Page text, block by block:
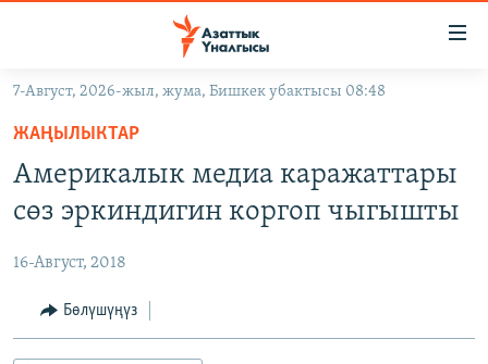
Навигацияга
өтүңүз
Издөөгө
салыңызКЫРГЫЗСТАН
ЭКОНОМИКА
МАДАНИЯТ
ДҮЙНӨ
БОРБОР АЗИЯ
УКРАИНА
АТАЙЫН ИЛИКТӨӨ
ТВ ПРОГРАММАЛАР
7-Август, 2026-жыл, жума, Бишкек убактысы 08:48
ЖАҢЫЛЫКТАР
Америкалык медиа каражаттары
сөз эркиндигин коргоп чыгышты
16-Август, 2018
Бөлүшүңүз